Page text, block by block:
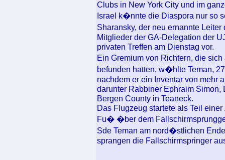
Clubs in New York City und im
Israel k�nnte die Diaspora nur so
Sharansky, der neu ernannte
Mitglieder der GA-Delegation der
privaten Treffen am Dienstag vor.
Ein Gremium von Richtern, die
befunden hatten, w�hlte Teman,
nachdem er ein Inventar von mehr
darunter Rabbiner Ephraim Simon,
Bergen County in Teaneck.
Das Flugzeug startete als Teil
Fu� �ber dem
Sde Teman am nord�stlichen
sprangen die Fallschirmspringer